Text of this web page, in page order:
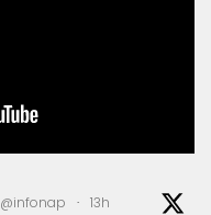
@infonap · 13h